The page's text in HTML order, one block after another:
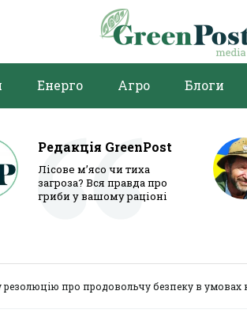
Енерго Агро Блоги
Редакція GreenPost
Лісове м’ясо чи тиха
загроза? Вся правда про
гриби у вашому раціоні
про продовольчу безпеку в умовах